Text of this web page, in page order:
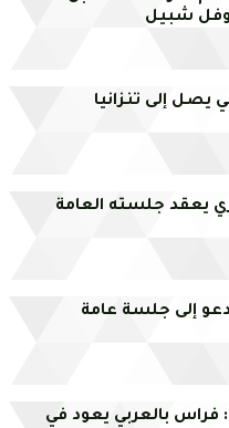
شبيل
يصل إلى تنزانيا
يعقد جلسته العامة
إلى جلسة عامة
فراس بالعربي يعود في